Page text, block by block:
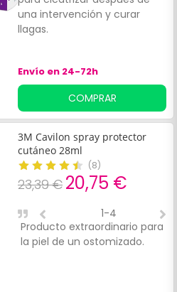
una intervención y curar
llagas.
Envío en 24-72h
COMPRAR
3M Cavilon spray protector
cutáneo 28ml
(8)
23,39 € 20,75 €
Producto extraordinario para
la piel de un ostomizado.
1-4